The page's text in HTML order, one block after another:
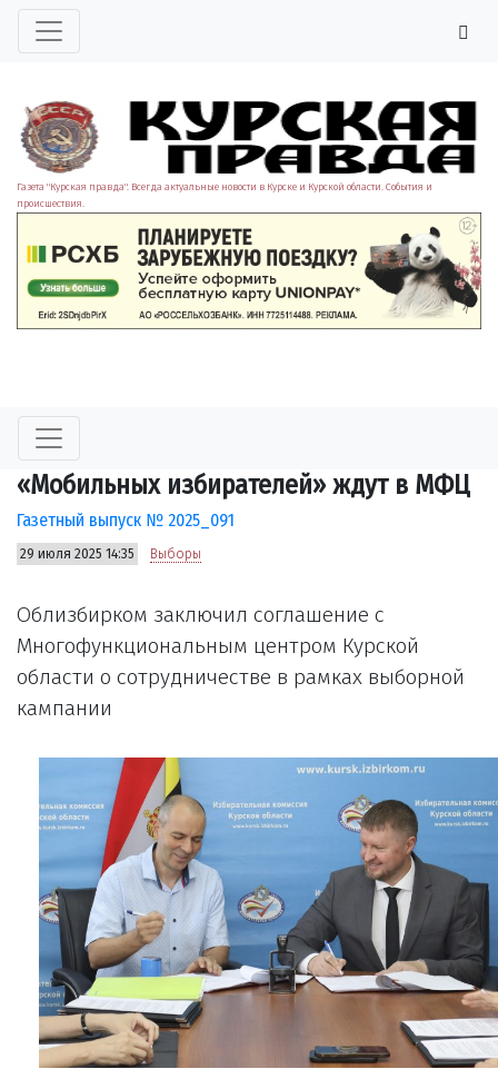
Газета "Курская правда". Всегда актуальные новости в Курске и Курской области. События и
происшествия.
«Мобильных избирателей» ждут в МФЦ
Газетный выпуск № 2025_091
29 июля 2025 14:35 Выборы
Облизбирком заключил соглашение с
Многофункциональным центром Курской
области о сотрудничестве в рамках выборной
кампании